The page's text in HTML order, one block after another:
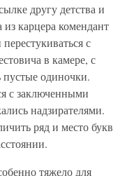
другу детства и
карцера комендант
с
в камере, с
пустые одиночки.
с заключенными
надзирателями.
ряд и место букв
тяжело для